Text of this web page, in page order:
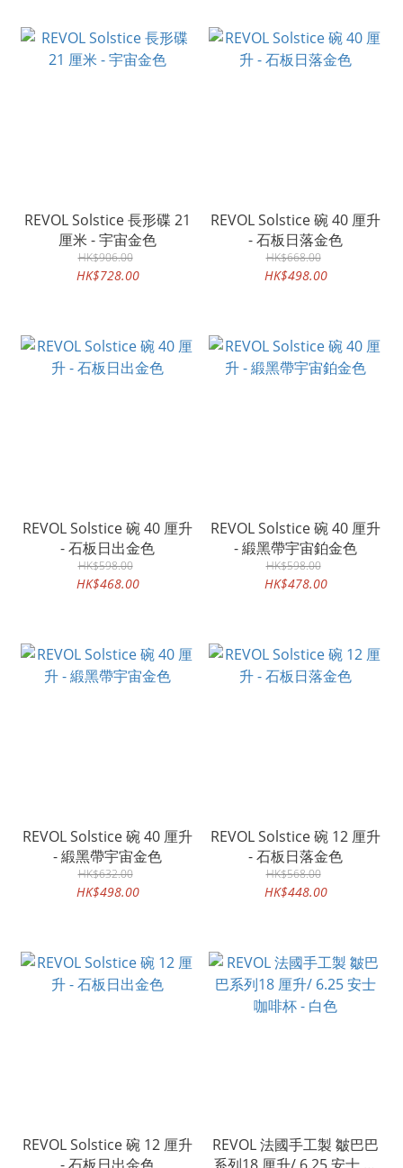
REVOL Solstice 長形碟 21
厘米 - 宇宙金色
HK$906.00
HK$728.00
REVOL Solstice 碗 40 厘升
- 石板日落金色
HK$668.00
HK$498.00
REVOL Solstice 碗 40 厘升
- 石板日出金色
HK$598.00
HK$468.00
REVOL Solstice 碗 40 厘升
- 緞黑帶宇宙鉑金色
HK$598.00
HK$478.00
REVOL Solstice 碗 40 厘升
- 緞黑帶宇宙金色
HK$632.00
HK$498.00
REVOL Solstice 碗 12 厘升
- 石板日落金色
HK$568.00
HK$448.00
REVOL Solstice 碗 12 厘升
REVOL 法國手工製 皺巴巴